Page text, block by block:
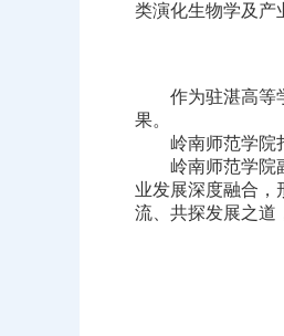
类演化生物学及产
作为驻湛高等学
果。
岭南师范学院扎
岭南师范学院副
业发展深度融合，
流、共探发展之道